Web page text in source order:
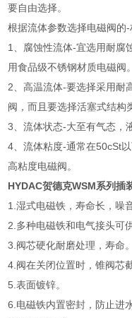
要自由选择。
根据流体参数选择电磁阀的-
1、腐蚀性流体-宜选用耐腐
用食品级不锈钢材质电磁阀。
2、高温流体-要选择采用耐
阀，而且要选择活塞式结构
3、流体状态-大至有气态，
4、流体粘度-通常在50cSt
高粘度电磁阀。
HYDAC贺德克WSM系列插
1.湿式电磁铁，寿命长，噪
2.多种电磁铁和电气接头可
3.阀芯硬化耐磨处理，寿命。
4.阀在关闭位置时，锥阀芯
5.表面镀锌。
6.电磁铁内置密封，防止进水